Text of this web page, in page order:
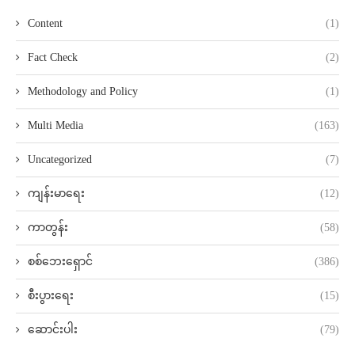
Content (1)
Fact Check (2)
Methodology and Policy (1)
Multi Media (163)
Uncategorized (7)
ကျန်းမာရေး (12)
ကာတွန်း (58)
စစ်ဘေးရှောင် (386)
စီးပွားရေး (15)
ဆောင်းပါး (79)